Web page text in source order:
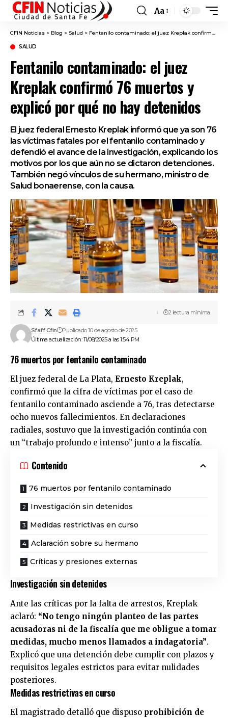
Font
Resizer
Aa
CFIN Noticias > Blog > Salud > Fentanilo contaminado: el juez Kreplak confirmó 76 muertos y explicó por qué no hay detenidos
SALUD
Fentanilo contaminado: el juez
Kreplak confirmó 76 muertos y
explicó por qué no hay detenidos
El juez federal Ernesto Kreplak informó que ya son 76
las víctimas fatales por el fentanilo contaminado y
defendió el avance de la investigación, explicando los
motivos por los que aún no se dictaron detenciones.
También negó vínculos de su hermano, ministro de
Salud bonaerense, con la causa.
Última actualización: 11/08/2025 a las 1:54 PM
Sfaff Cfin Publicado 10 de agosto de 2025
2 lectura mínima
76 muertos por fentanilo contaminado
El juez federal de La Plata, Ernesto Kreplak,
confirmó que la cifra de víctimas por el caso de
fentanilo contaminado asciende a 76, tras detectarse
ocho nuevos fallecimientos. En declaraciones
radiales, sostuvo que la investigación continúa con
un “trabajo profundo e intenso” junto a la fiscalía.
Contenido
76 muertos por fentanilo contaminado
Investigación sin detenidos
Medidas restrictivas en curso
Aclaración sobre su hermano
Críticas y presiones externas
Investigación sin detenidos
Ante las críticas por la falta de arrestos, Kreplak
aclaró: “No tengo ningún planteo de las partes
acusadoras ni de la fiscalía que me obligue a tomar
medidas, mucho menos llamados a indagatoria”.
Explicó que una detención debe cumplir con plazos y
requisitos legales estrictos para evitar nulidades
posteriores.
Medidas restrictivas en curso
El magistrado detalló que dispuso prohibición de